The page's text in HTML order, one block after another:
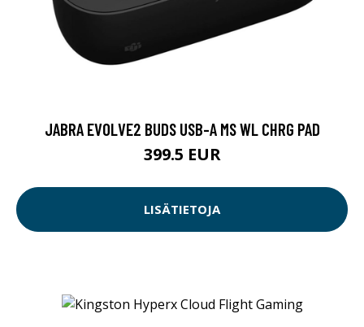
JABRA EVOLVE2 BUDS USB-A MS WL CHRG PAD
399.5 EUR
LISÄTIETOJA